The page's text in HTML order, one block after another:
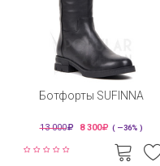
Ботфорты SUFINNA
13 000 8 300 ( —36% )